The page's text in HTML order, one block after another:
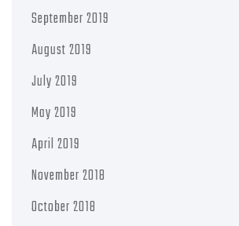
September 2019
August 2019
July 2019
May 2019
April 2019
November 2018
October 2018